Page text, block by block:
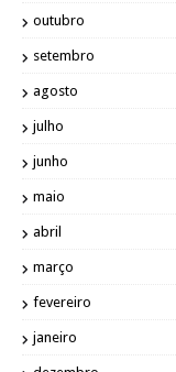
outubro
setembro
agosto
julho
junho
maio
abril
março
fevereiro
janeiro